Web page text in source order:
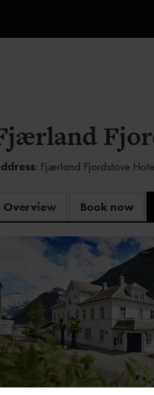
: Fjærland Fjordstove
Overview Book now